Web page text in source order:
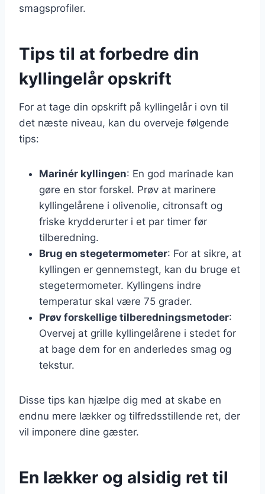
smagsprofiler.
Tips til at forbedre din
kyllingelår opskrift
For at tage din opskrift på kyllingelår i ovn til
det næste niveau, kan du overveje følgende
tips:
Marinér kyllingen: En god marinade kan
gøre en stor forskel. Prøv at marinere
kyllingelårene i olivenolie, citronsaft og
friske krydderurter i et par timer før
tilberedning.
Brug en stegetermometer: For at sikre, at
kyllingen er gennemstegt, kan du bruge et
stegetermometer. Kyllingens indre
temperatur skal være 75 grader.
Prøv forskellige tilberedningsmetoder:
Overvej at grille kyllingelårene i stedet for
at bage dem for en anderledes smag og
tekstur.
Disse tips kan hjælpe dig med at skabe en
endnu mere lækker og tilfredsstillende ret, der
vil imponere dine gæster.
En lækker og alsidig ret til